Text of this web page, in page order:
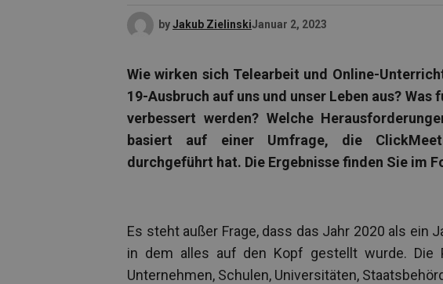
byJakub ZielinskiJanuar 2, 2023
Wie wirken sich Telearbeit und Online-
19-Ausbruch auf uns und unser Leben aus?
verbessert werden? Welche
basiert auf einer Umfrage, die
durchgeführt hat. Die Ergebnisse finden Sie im
Es steht außer Frage, dass das Jahr 2020 als ein
in dem alles auf den Kopf gestellt wurde. Die
Unternehmen, Schulen, Universitäten,